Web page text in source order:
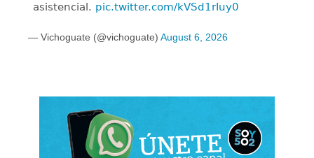
asistencial. pic.twitter.com/kVSd1rIuy0
— Vichoguate (@vichoguate) August 6, 2026